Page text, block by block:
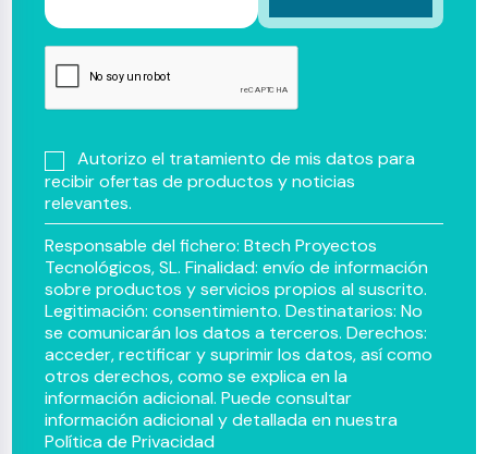
Autorizo el tratamiento de mis datos para
recibir ofertas de productos y noticias
relevantes.
Responsable del fichero: Btech Proyectos
Tecnológicos, SL. Finalidad: envío de información
sobre productos y servicios propios al suscrito.
Legitimación: consentimiento. Destinatarios: No
se comunicarán los datos a terceros. Derechos:
acceder, rectificar y suprimir los datos, así como
otros derechos, como se explica en la
información adicional. Puede consultar
información adicional y detallada en nuestra
Política de Privacidad